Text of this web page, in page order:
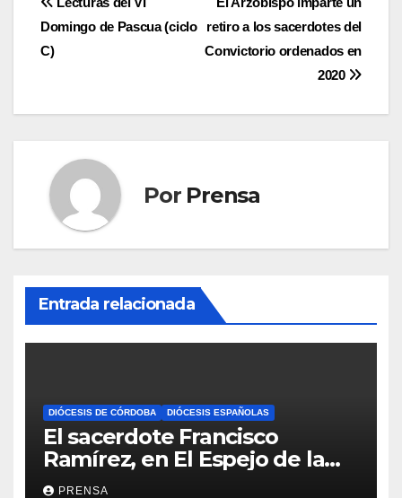
Navegación
de
retiro a los sacerdotes del
Convictorio ordenados en
2020
Domingo de Pascua (ciclo
C)
Por Prensa
Entrada relacionada
DIÓCESIS DE CÓRDOBA DIÓCESIS ESPAÑOLAS
El sacerdote Francisco
Ramírez, en El Espejo de la
Iglesia
PRENSA